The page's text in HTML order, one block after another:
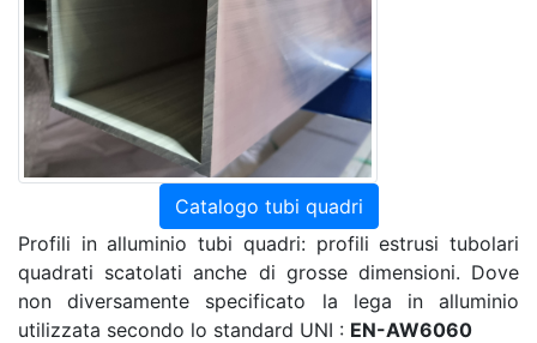
Catalogo tubi quadri
Profili in alluminio tubi quadri: profili estrusi tubolari
quadrati scatolati anche di grosse dimensioni. Dove
non diversamente specificato la lega in alluminio
utilizzata secondo lo standard UNI : EN-AW6060